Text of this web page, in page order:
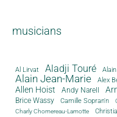
musicians
Al Lirvat Aladji Touré
Alain Jean-Marie Alex
Allen Hoist Andy Narell
Brice Wassy Camille Sopran'n
Charly Chomereau-Lamotte